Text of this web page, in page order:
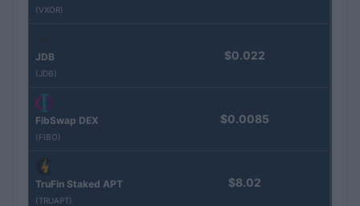
(VXOR)
JDB
(JDB)
$0.022
FibSwap DEX
(FIBO)
$0.0085
TruFin Staked APT
(TRUAPT)
$8.02